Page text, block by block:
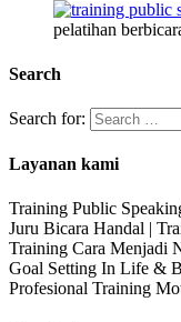
pelatihan
Search
Search for:
Layanan kami
Training Public
Juru Bicara Handal |
Training Cara Menjadi
Goal Setting In Life &
Profesional Training